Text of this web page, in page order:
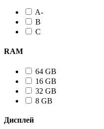
A-
B
C
RAM
64 GB
16 GB
32 GB
8 GB
Дисплей